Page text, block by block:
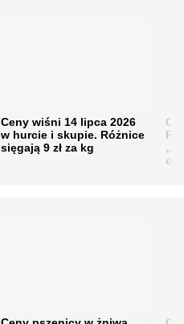
Ceny wiśni 14 lipca 2026
w hurcie i skupie. Różnice
sięgają 9 zł za kg